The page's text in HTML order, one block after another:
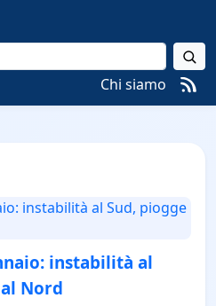
Chi siamo
instabilità al
Nord